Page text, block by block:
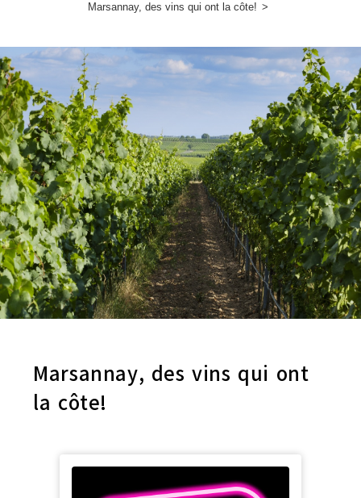
Marsannay, des vins qui ont la côte! >
Marsannay, des vins qui ont
la côte!